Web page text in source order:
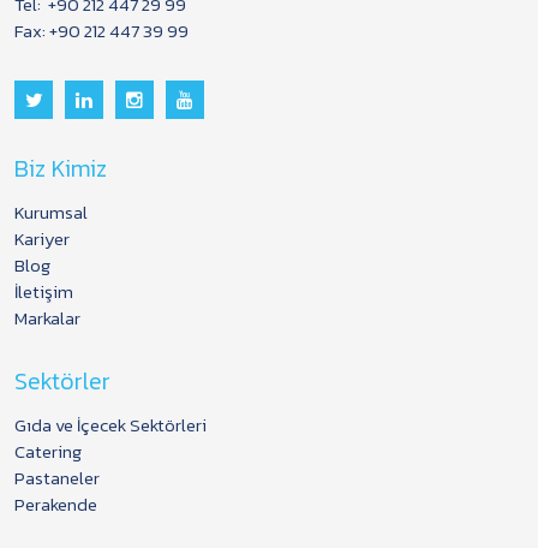
Fax: +90 212 447 39 99
Biz Kimiz
Kurumsal
Kariyer
Blog
İletişim
Markalar
Sektörler
Gıda ve İçecek Sektörleri
Catering
Pastaneler
Perakende